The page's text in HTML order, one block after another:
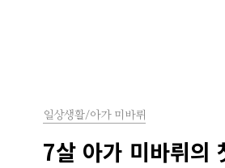
일상생활/아가 미바뤼
7살 아가 미바뤼의